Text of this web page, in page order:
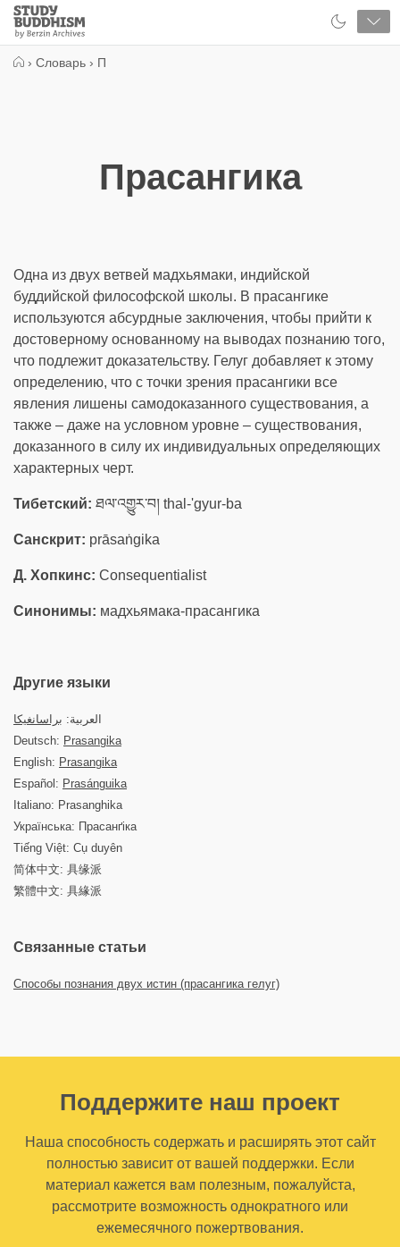
Close
Study
Buddhism
› Словарь › П
Прасангика
Одна из двух ветвей мадхьямаки, индийской
буддийской философской школы. В прасангике
используются абсурдные заключения, чтобы прийти к
достоверному основанному на выводах познанию того,
что подлежит доказательству. Гелуг добавляет к этому
определению, что с точки зрения прасангики все
явления лишены самодоказанного существования, а
также – даже на условном уровне – существования,
доказанного в силу их индивидуальных определяющих
характерных черт.
Тибетский: ཐལ་འགྱུར་བ། thal-'gyur-ba
Санскрит: prāsaṅgika
Д. Хопкинс: Consequentialist
Синонимы: мадхьямака-прасангика
Другие языки
العربية: براسانغيكا
Deutsch: Prasangika
English: Prasangika
Español: Prasánguika
Italiano: Prasanghika
Українська: Прасанґіка
Tiếng Việt: Cụ duyên
简体中文: 具缘派
繁體中文: 具緣派
Связанные статьи
Способы познания двух истин (прасангика гелуг)
Поддержите наш проект
Наша способность содержать и расширять этот сайт
полностью зависит от вашей поддержки. Если
материал кажется вам полезным, пожалуйста,
рассмотрите возможность однократного или
ежемесячного пожертвования.